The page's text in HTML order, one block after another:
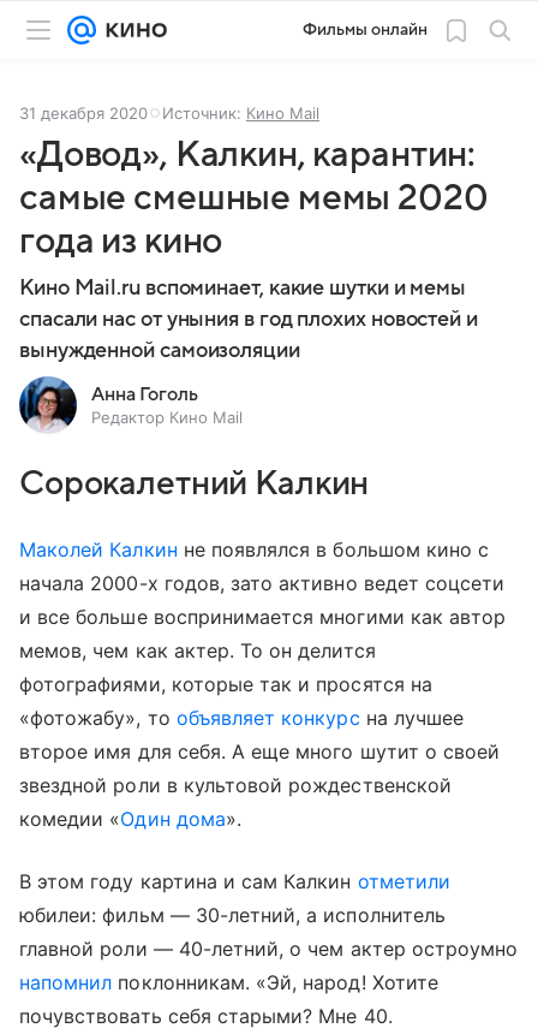
Фильмы онлайн
31 декабря 2020 Источник: Кино Mail
«Довод», Калкин, карантин:
самые смешные мемы 2020
года из кино
Кино Mail.ru вспоминает, какие шутки и мемы
спасали нас от уныния в год плохих новостей и
вынужденной самоизоляции
Анна Гоголь
Редактор Кино Mail
Сорокалетний Калкин
Маколей Калкин не появлялся в большом кино с
начала 2000-х годов, зато активно ведет соцсети
и все больше воспринимается многими как автор
мемов, чем как актер. То он делится
фотографиями, которые так и просятся на
«фотожабу», то объявляет конкурс на лучшее
второе имя для себя. А еще много шутит о своей
звездной роли в культовой рождественской
комедии «Один дома».
В этом году картина и сам Калкин отметили
юбилеи: фильм — 30-летний, а исполнитель
главной роли — 40-летний, о чем актер остроумно
напомнил поклонникам. «Эй, народ! Хотите
почувствовать себя старыми? Мне 40.